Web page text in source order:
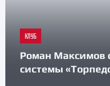
КЛУБ
Роман Максимов
системы